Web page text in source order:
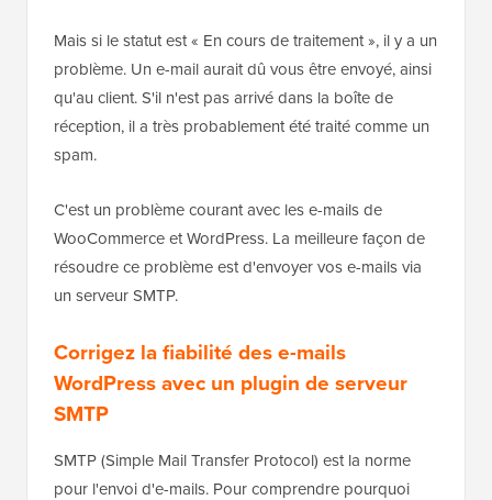
Mais si le statut est « En cours de traitement », il y a un
problème. Un e-mail aurait dû vous être envoyé, ainsi
qu'au client. S'il n'est pas arrivé dans la boîte de
réception, il a très probablement été traité comme un
spam.
C'est un problème courant avec les e-mails de
WooCommerce et WordPress. La meilleure façon de
résoudre ce problème est d'envoyer vos e-mails via
un serveur SMTP.
Corrigez la fiabilité des e-mails
WordPress avec un plugin de serveur
SMTP
SMTP (Simple Mail Transfer Protocol) est la norme
pour l'envoi d'e-mails. Pour comprendre pourquoi